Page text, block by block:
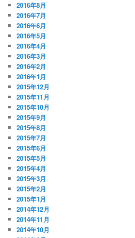
2016年8月
2016年7月
2016年6月
2016年5月
2016年4月
2016年3月
2016年2月
2016年1月
2015年12月
2015年11月
2015年10月
2015年9月
2015年8月
2015年7月
2015年6月
2015年5月
2015年4月
2015年3月
2015年2月
2015年1月
2014年12月
2014年11月
2014年10月